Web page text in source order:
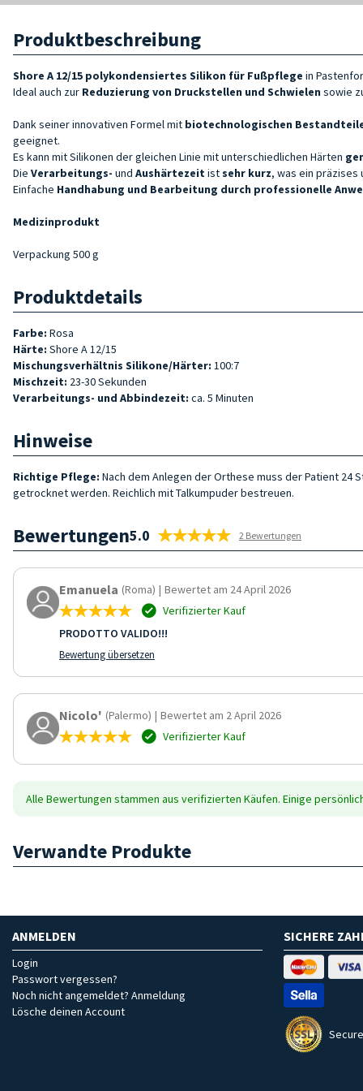
Produktbeschreibung
Shore A 12/15 polykondensiertes Silikon für Fußpflege in
Ideal auch zur Reduzierung von Druckstellen und Schwielen sowie
Dank seiner innovativen Formel mit biotechnologischen
geeignet.
Es kann mit Silikonen der gleichen Linie mit unterschiedlichen Härten
Die Verarbeitungs- und Aushärtezeitistsehr kurz, was ein
Einfache Handhabung und Bearbeitung durch professionelle
Medizinprodukt
Verpackung 500 g
Produktdetails
Farbe: Rosa
Härte: Shore A 12/15
Mischungsverhältnis Silikone/Härter: 100:7
Mischzeit: 23-30 Sekunden
Verarbeitungs- und Abbindezeit: ca. 5 Minuten
Hinweise
Richtige Pflege: Nach dem Anlegen der Orthese muss der Patient 24
getrocknet werden. Reichlich mit Talkumpuder bestreuen.
Bewertungen5.0 2 Bewertungen
Emanuela (Roma) | Bewertet am 24 April 2026
Verifizierter Kauf
PRODOTTO VALIDO!!!
Bewertung übersetzen
Nicolo' (Palermo) | Bewertet am 2 April 2026
Verifizierter Kauf
Alle Bewertungen stammen aus verifizierten Käufen. Einige
Verwandte Produkte
ANMELDEN
Login
Passwort vergessen?
Noch nicht angemeldet? Anmeldung
Lösche deinen Account
SICHERE